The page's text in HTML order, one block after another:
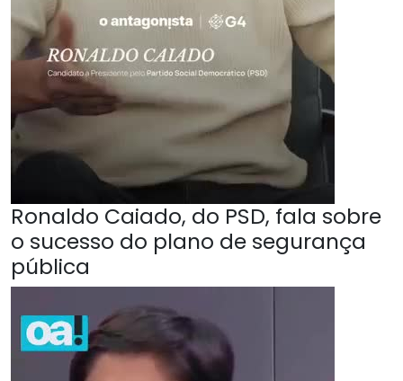
Ronaldo Caiado, do PSD, fala sobre
o sucesso do plano de segurança
pública